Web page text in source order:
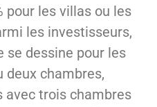
pour les villas ou les
les investisseurs,
se dessine pour les
deux chambres,
avec trois chambres